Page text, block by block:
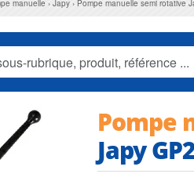
manuelle Japy Pompe manuelle semi rotative
Pompe
Japy